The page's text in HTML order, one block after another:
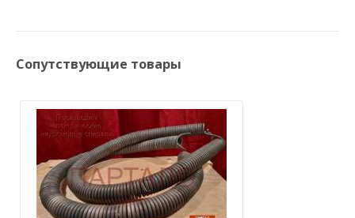
Сопутствующие товары